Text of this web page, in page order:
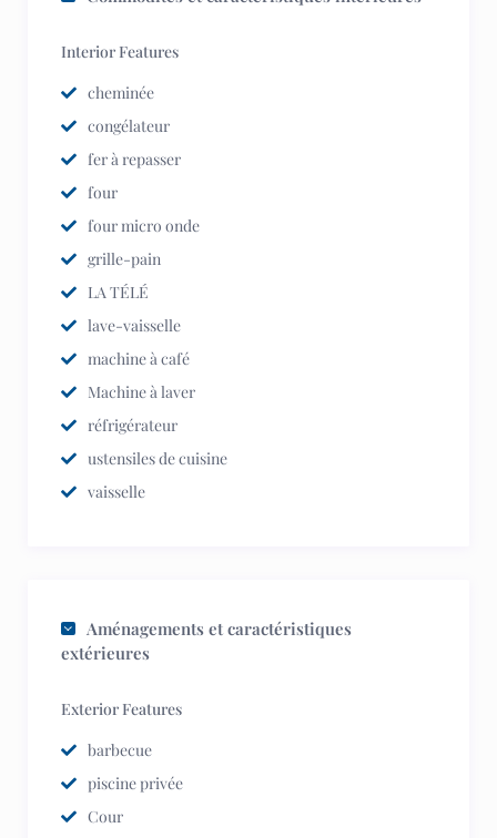
Interior Features
cheminée
congélateur
fer à repasser
four
four micro onde
grille-pain
LA TÉLÉ
lave-vaisselle
machine à café
Machine à laver
réfrigérateur
ustensiles de cuisine
vaisselle
Aménagements et caractéristiques
extérieures
Exterior Features
barbecue
piscine privée
Cour